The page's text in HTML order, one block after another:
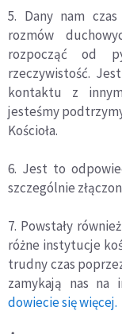
5. Dany nam
rozmów
rozpocząć od
rzeczywistość.
kontaktu z
jesteśmy
Kościoła.
6. Jest to
szczególnie
7. Powstały
różne instytucje
trudny czas
zamykają nas na
dowiecie się więcej.